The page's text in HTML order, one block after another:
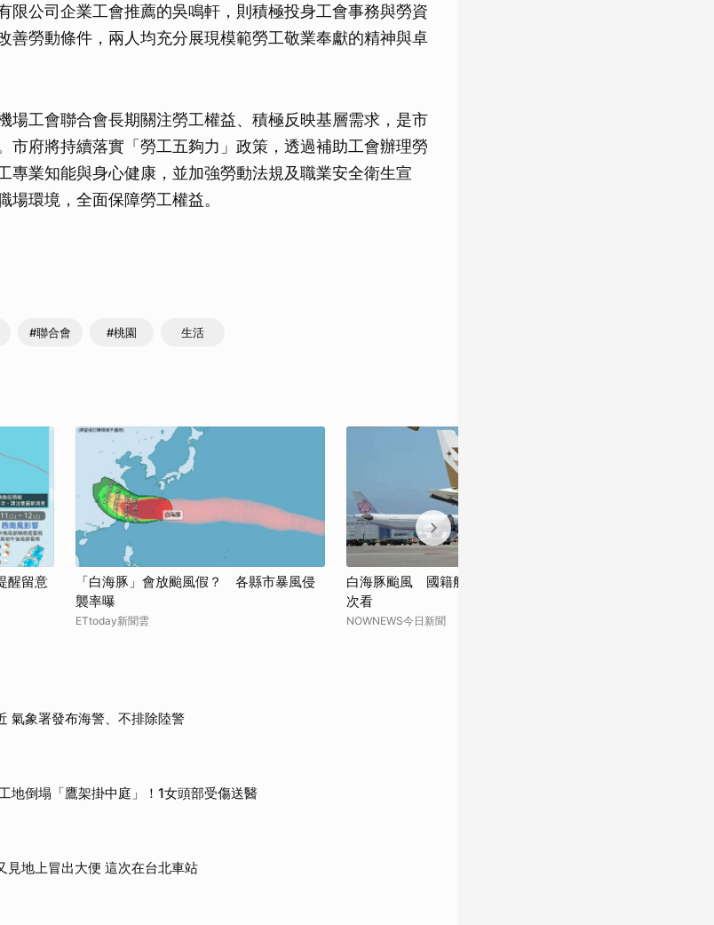
限公司企業工會推薦的吳鳴軒，則積極投身工會事務與勞資
善勞動條件，兩人均充分展現模範勞工敬業奉獻的精神與卓
場工會聯合會長期關注勞工權益、積極反映基層需求，是市
市府將持續落實「勞工五夠力」政策，透過補助工會辦理勞
專業知能與身心健康，並加強勞動法規及職業安全衛生宣
環境，全面保障勞工權益。
#聯合會 #桃園 生活
醒留意
「白海豚」會放颱風假？ 各縣市暴風侵
襲率曝
ETtoday新聞雲
白海豚颱風 國籍航空明後天航班異動一
次看
NOWNEWS今日新聞
氣象署發布海警、不排除陸警
地倒塌「鷹架掛中庭」！1女頭部受傷送醫
見地上冒出大便 這次在台北車站
取消